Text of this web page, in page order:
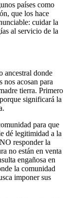
países como
que los hace
cuidar la
al servicio de la
ancestral donde
nos acosan para
tierra. Primero
significará la
para que
dé legitimidad a la
responder la
no están en venta
engañosa en
la comunidad
imponer sus